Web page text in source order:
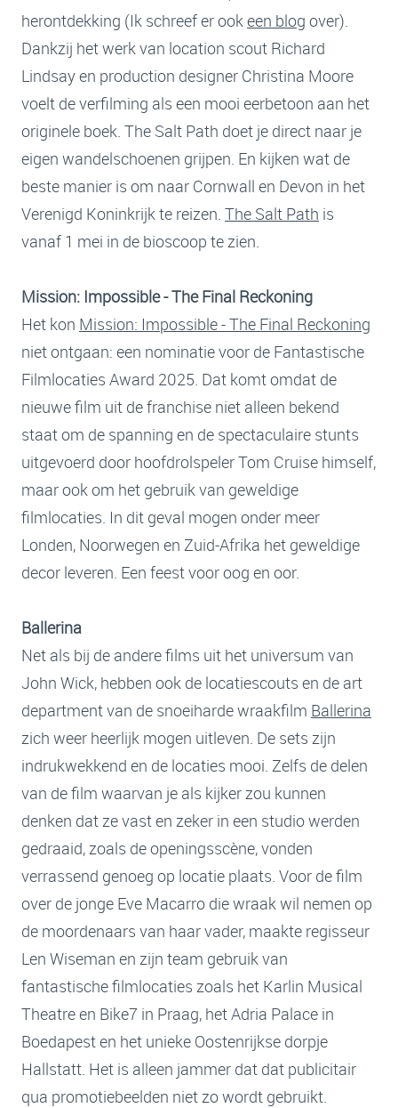
herontdekking (Ik schreef er ookeen blog over).
Dankzij het werk van location scout Richard
Lindsay en production designer Christina Moore
voelt de verfilming als een mooi eerbetoon aan het
originele boek. The Salt Path doet je direct naar je
eigen wandelschoenen grijpen. En kijken wat de
beste manier is om naar Cornwall en Devon in het
Verenigd Koninkrijk te reizen. The Salt Path is
vanaf 1 mei in de bioscoop te zien.
Mission: Impossible - The Final Reckoning
Het kon Mission: Impossible - The Final Reckoning
niet ontgaan: een nominatie voor de Fantastische
Filmlocaties Award 2025. Dat komt omdat de
nieuwe film uit de franchise niet alleen bekend
staat om de spanning en de spectaculaire stunts
uitgevoerd door hoofdrolspeler Tom Cruise himself,
maar ook om het gebruik van geweldige
filmlocaties. In dit geval mogen onder meer
Londen, Noorwegen en Zuid-Afrika het geweldige
decor leveren. Een feest voor oog en oor.
Ballerina
Net als bij de andere films uit het universum van
John Wick, hebben ook de locatiescouts en de art
department van de snoeiharde wraakfilm Ballerina
zich weer heerlijk mogen uitleven. De sets zijn
indrukwekkend en de locaties mooi. Zelfs de delen
van de film waarvan je als kijker zou kunnen
denken dat ze vast en zeker in een studio werden
gedraaid, zoals de openingsscène, vonden
verrassend genoeg op locatie plaats. Voor de film
over de jonge Eve Macarro die wraak wil nemen op
de moordenaars van haar vader, maakte regisseur
Len Wiseman en zijn team gebruik van
fantastische filmlocaties zoals het Karlin Musical
Theatre en Bike7 in Praag, het Adria Palace in
Boedapest en het unieke Oostenrijkse dorpje
Hallstatt. Het is alleen jammer dat dat publicitair
qua promotiebeelden niet zo wordt gebruikt.